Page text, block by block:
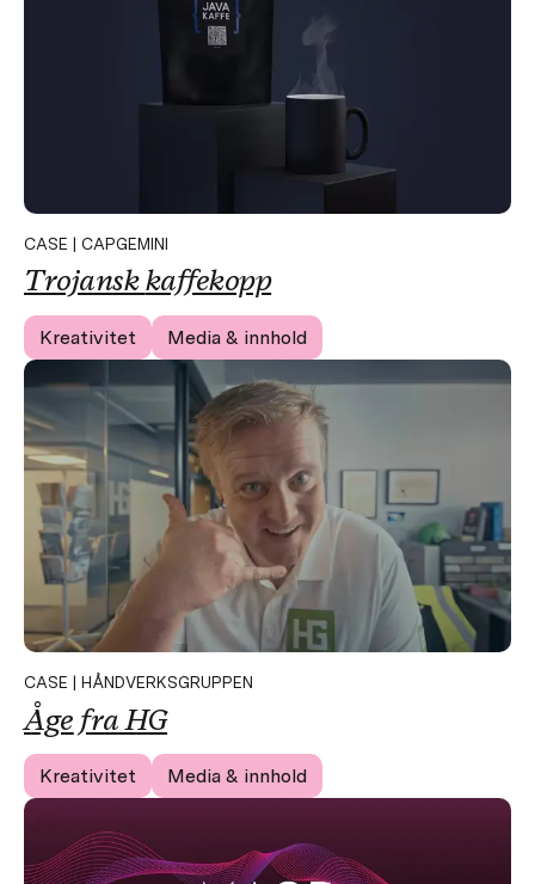
CASE | CAPGEMINI
Trojanskkaffekopp
Kreativitet Media & innhold
CASE | HÅNDVERKSGRUPPEN
Åge fra HG
Kreativitet Media & innhold